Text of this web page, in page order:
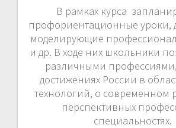
В рамках курса
профориентационные уроки,
моделирующие
и др. В ходе них школьники
различными
достижениях России в
технологий, о современном
перспективных
специальностях.